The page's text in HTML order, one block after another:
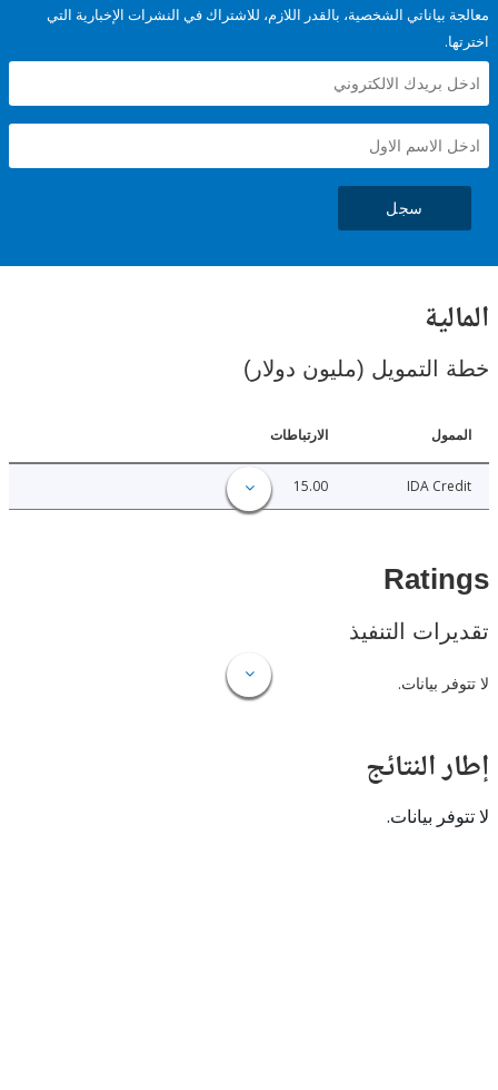
الشخصية، بالقدر اللازم، للاشتراك في النشرات الإخبارية التي
(مليون دولار)
الارتباطات
IDA
التنفيذ
بيانات.
بيانات.